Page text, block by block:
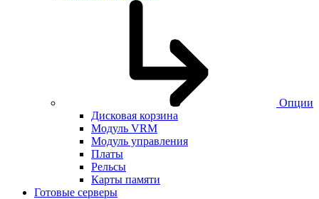
Опции
Дисковая корзина
Модуль VRM
Модуль управления
Платы
Рельсы
Карты памяти
Готовые серверы